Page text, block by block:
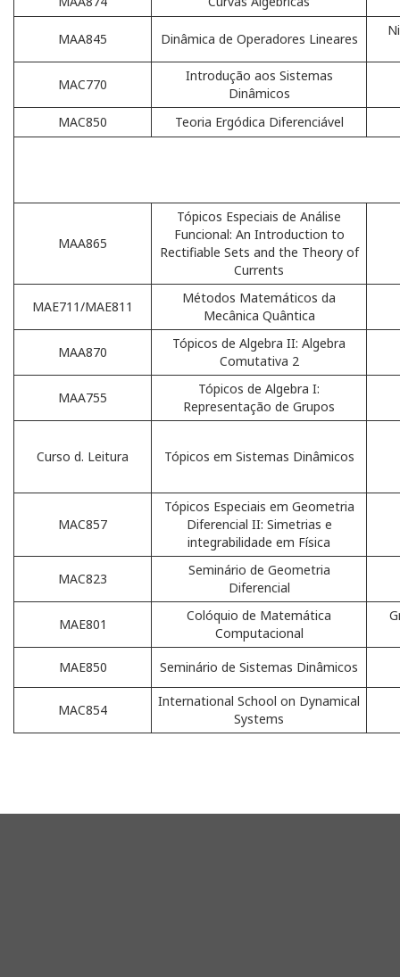
MAA845 Dinâmica de Operadores Lineares
MAC770
Introdução aos Sistemas
Dinâmicos
MAC850
Teoria Ergódica Diferenciável
MAA865
Tópicos Especiais de Análise
Funcional: An Introduction to
Rectifiable Sets and the Theory of
Currents
MAE711/MAE811
Métodos Matemáticos da
Mecânica Quântica
MAA870
Tópicos de Algebra II: Algebra
Comutativa 2
MAA755
Tópicos de Algebra I:
Representação de Grupos
Curso d. Leitura Tópicos em Sistemas Dinâmicos
MAC857
Tópicos Especiais em Geometria
Diferencial II: Simetrias e
integrabilidade em Física
MAC823
Seminário de Geometria
Diferencial
MAE801
Colóquio de Matemática
Computacional
MAE850 Seminário de Sistemas Dinâmicos
MAC854
International School on Dynamical
Systems